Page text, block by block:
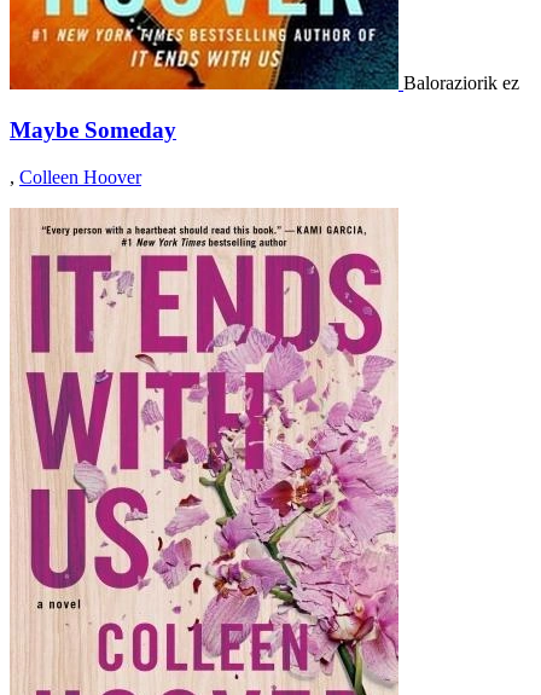
Baloraziorik ez
Maybe Someday
, Colleen Hoover